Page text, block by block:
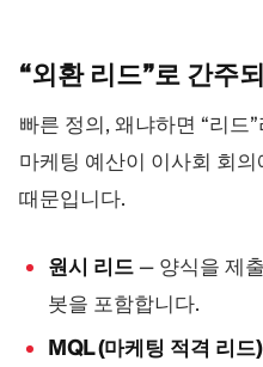
“외환 리드”로 간주
빠른 정의, 왜냐하면 “리드
마케팅 예산이 이사회 회
때문입니다.
원시 리드 — 양식을 제
봇을 포함합니다.
MQL (마케팅 적격 리드)